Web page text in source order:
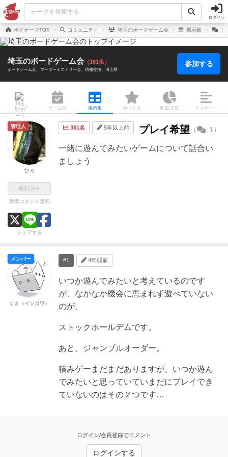
ログイン
ボドゲーマTOP コミュニティ 埼玉のボードゲーム会 掲示板 プ
埼玉のボードゲーム会 （161名）
ボードゲーム会 マーダーミステリー会 情報交換 埼玉県
参加する
トップ ゲーム会 掲示板 持ってる 興味/人気 アンケート
381名 5年以上前 プレイ希望 （ 1）
一緒に遊んでみたいゲームについて話合い
ましょう
管理人
ひろ
OFF
新着コメント通知
シェアする
#1 4年弱前
いつか遊んでみたいと考えているのです
が、なかなか機会に恵まれず遊べていない
のが、
ストックホールデムです。
あと、ジャンブルオーダー。
積みゲーまだまだありますが、いつか遊ん
でみたいと思っていていまだにプレイでき
ていないのはその２つです…
メンバー
くま（イシカワ）
ログイン/会員登録でコメント
ログインする